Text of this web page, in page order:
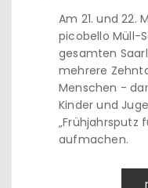
Am 21. und 22.
picobello Müll-
gesamten
mehrere
Menschen -
Kinder und
„Frühjahrsputz
aufmachen.